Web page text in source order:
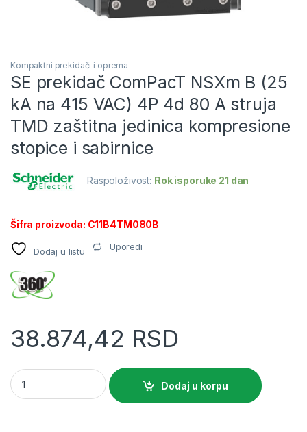
Kompaktni prekidači i oprema
SE prekidač ComPacT NSXm B (25
kA na 415 VAC) 4P 4d 80 A struja
TMD zaštitna jedinica kompresione
stopice i sabirnice
Raspoloživost: Rok isporuke 21 dan
Šifra proizvoda: C11B4TM080B
Dodaj u listu Uporedi
38.874,42 RSD
SE prekidač ComPacT NSXm B (25 kA na 415 VAC) 4P 4d
Dodaj u korpu